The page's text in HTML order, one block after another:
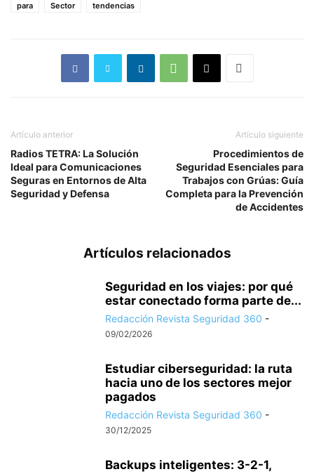
para
Sector tendencias
Artículo anterior
Radios TETRA: La Solución
Ideal para Comunicaciones
Seguras en Entornos de Alta
Seguridad y Defensa
Artículo siguiente
Procedimientos de
Seguridad Esenciales para
Trabajos con Grúas: Guía
Completa para la Prevención
de Accidentes
Artículos relacionados
Seguridad en los viajes: por qué
estar conectado forma parte de...
Redacción Revista Seguridad 360 -
09/02/2026
Estudiar ciberseguridad: la ruta
hacia uno de los sectores mejor
pagados
Redacción Revista Seguridad 360 -
30/12/2025
Backups inteligentes: 3-2-1,